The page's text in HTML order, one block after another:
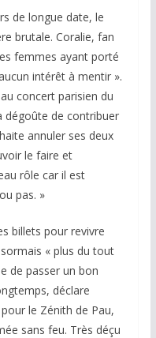
de longue date, le
brutale. Coralie, fan
femmes ayant porté
intérêt à mentir ».
concert parisien du
dégoûte de contribuer
annuler ses deux
le faire et
rôle car il est
pas. »
billets pour revivre
« plus du tout
de passer un bon
déclare
le Zénith de Pau,
sans feu. Très déçu